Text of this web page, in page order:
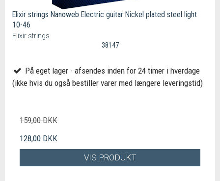
Elixir strings Nanoweb Electric guitar Nickel plated steel light
10-46
Elixir strings
38147
På eget lager - afsendes inden for 24 timer i hverdage
(ikke hvis du også bestiller varer med længere leveringstid)
159,00 DKK
128,00 DKK
VIS PRODUKT